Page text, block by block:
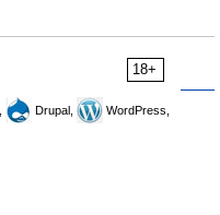
18+
Drupal,
WordPress,